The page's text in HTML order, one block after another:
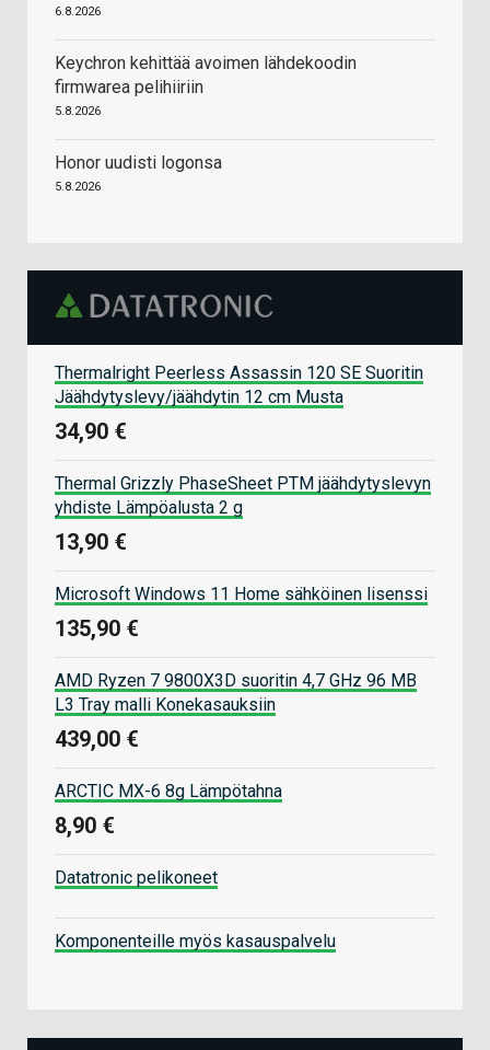
6.8.2026
Keychron kehittää avoimen lähdekoodin
firmwarea pelihiiriin
5.8.2026
Honor uudisti logonsa
5.8.2026
Thermalright Peerless Assassin 120 SE Suoritin
Jäähdytyslevy/jäähdytin 12 cm Musta
34,90 €
Thermal Grizzly PhaseSheet PTM jäähdytyslevyn
yhdiste Lämpöalusta 2 g
13,90 €
Microsoft Windows 11 Home sähköinen lisenssi
135,90 €
AMD Ryzen 7 9800X3D suoritin 4,7 GHz 96 MB
L3 Tray malli Konekasauksiin
439,00 €
ARCTIC MX-6 8g Lämpötahna
8,90 €
Datatronic pelikoneet
Komponenteille myös kasauspalvelu